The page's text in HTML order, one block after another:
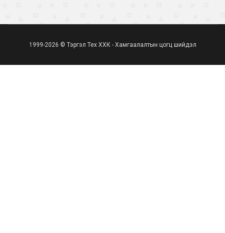
1999-2026 © Тэргэл Тех ХХК - Хамгаалалтын цогц шийдэл